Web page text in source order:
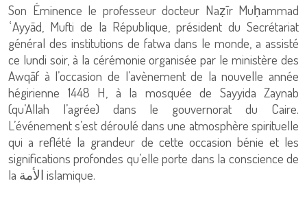
Son Éminence le professeur docteur Naẓīr Muḥammad
ʿAyyād, Mufti de la République, président du Secrétariat
général des institutions de fatwa dans le monde, a assisté
ce lundi soir, à la cérémonie organisée par le ministère des
Awqāf à l’occasion de l’avènement de la nouvelle année
hégirienne 1448 H, à la mosquée de Sayyida Zaynab
(qu’Allah l’agrée) dans le gouvernorat du Caire.
L’événement s’est déroulé dans une atmosphère spirituelle
qui a reflété la grandeur de cette occasion bénie et les
significations profondes qu’elle porte dans la conscience de
la الأمة islamique.